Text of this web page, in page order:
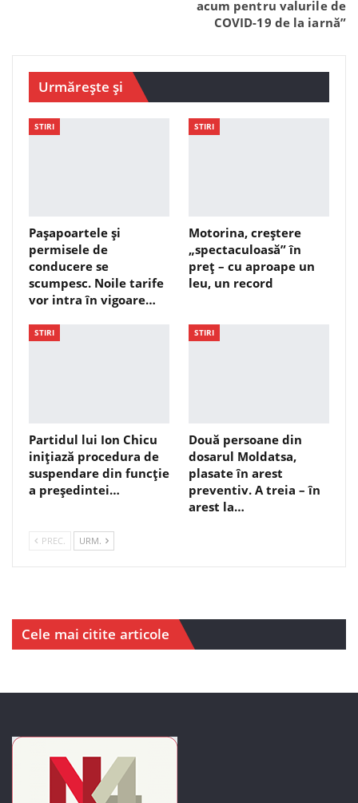
acum pentru valurile de
COVID-19 de la iarnă”
Urmărește și
STIRI
Pașapoartele și
permisele de
conducere se
scumpesc. Noile tarife
vor intra în vigoare…
STIRI
Motorina, creștere
„spectaculoasă” în
preț – cu aproape un
leu, un record
STIRI
Partidul lui Ion Chicu
inițiază procedura de
suspendare din funcție
a președintei…
STIRI
Două persoane din
dosarul Moldatsa,
plasate în arest
preventiv. A treia – în
arest la…
PREC. URM.
Cele mai citite articole